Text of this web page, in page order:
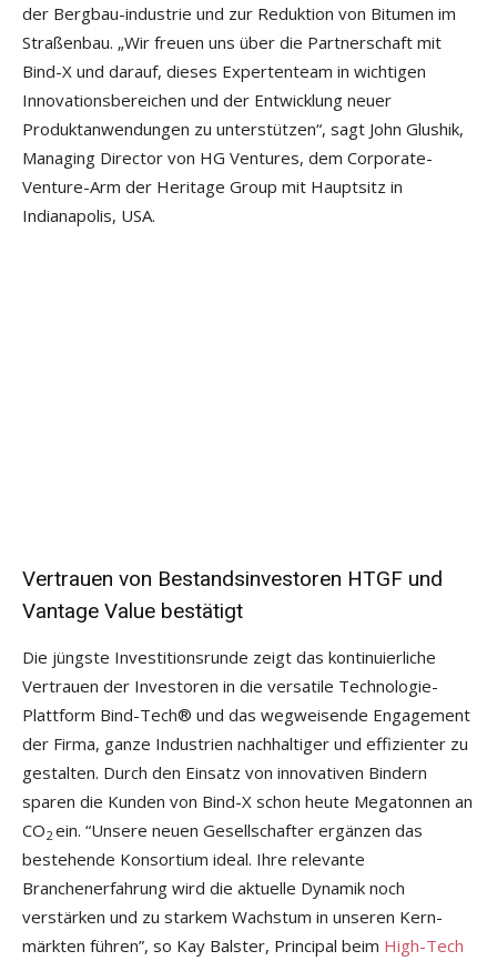
der Bergbau-industrie und zur Reduktion von Bitumen im
Straßenbau. „Wir freuen uns über die Partnerschaft mit
Bind-X und darauf, dieses Expertenteam in wichtigen
Innovationsbereichen und der Entwicklung neuer
Produktanwendungen zu unterstützen“, sagt John Glushik,
Managing Director von HG Ventures, dem Corporate-
Venture-Arm der Heritage Group mit Hauptsitz in
Indianapolis, USA.
Vertrauen von Bestandsinvestoren HTGF und
Vantage Value bestätigt
Die jüngste Investitionsrunde zeigt das kontinuierliche
Vertrauen der Investoren in die versatile Technologie-
Plattform Bind-Tech® und das wegweisende Engagement
der Firma, ganze Industrien nachhaltiger und effizienter zu
gestalten. Durch den Einsatz von innovativen Bindern
sparen die Kunden von Bind-X schon heute Megatonnen an
CO2 ein. “Unsere neuen Gesellschafter ergänzen das
bestehende Konsortium ideal. Ihre relevante
Branchenerfahrung wird die aktuelle Dynamik noch
verstärken und zu starkem Wachstum in unseren Kern-
märkten führen”, so Kay Balster, Principal beim High-Tech